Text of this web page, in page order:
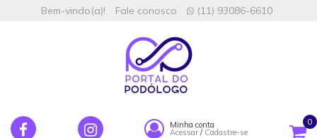
Bem-vindo(a)! Fale conosco (11) 93086-6610
Minha conta
Acessar / Cadastre-se
0